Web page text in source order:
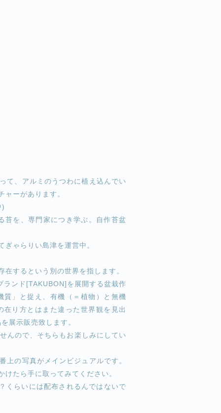
て、アルミのうつわに植え込んでい
ーがあります。
)
苔を、専門家につき学ぶ。自作苔盆
ゃらりい島津を運営中。
するという別の世界を指します。
ンド[TAKUBON]を展開する盆栽作
」と捉え、有機（＝植物）と無機
り方とはまた違った世界観を見出
展示販売致します。
んので、そちらもお楽しみにしてい
上の写真がメインビジュアルです。
たら手に取ってみてください。
くらいには配布されるんではないで